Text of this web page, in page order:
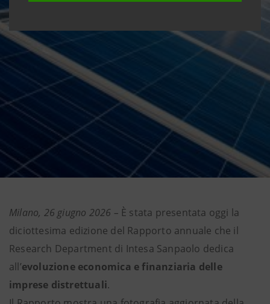
Milano, 26 giugno 2026 – È stata presentata oggi la
diciottesima edizione del Rapporto annuale che il
Research Department di Intesa Sanpaolo dedica
all’evoluzione economica e finanziaria delle
imprese distrettuali.